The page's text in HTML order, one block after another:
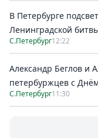
В Петербурге
Ленинградской
С.Петербург12:22
Александр Беглов и
петербуржцев с
С.Петербург11:30